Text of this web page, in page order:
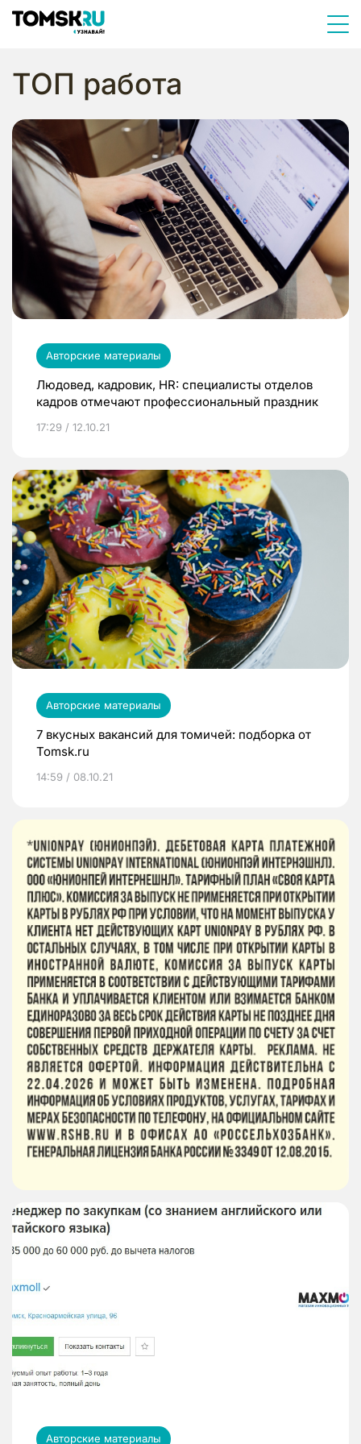
ТОП работа
Авторские материалы
Людовед, кадровик, HR: специалисты отделов
кадров отмечают профессиональный праздник
17:29 / 12.10.21
Авторские материалы
7 вкусных вакансий для томичей: подборка от
Tomsk.ru
14:59 / 08.10.21
Авторские материалы